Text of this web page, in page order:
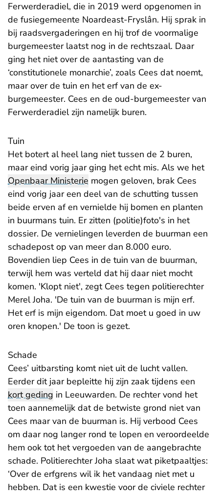
Ferwerderadiel, die in 2019 werd opgenomen in
de fusiegemeente Noardeast-Fryslân. Hij sprak in
bij raadsvergaderingen en hij trof de voormalige
burgemeester laatst nog in de rechtszaal. Daar
ging het niet over de aantasting van de
‘constitutionele monarchie’, zoals Cees dat noemt,
maar over de tuin en het erf van de ex-
burgemeester. Cees en de oud-burgemeester van
Ferwerderadiel zijn namelijk buren.
Tuin
Het botert al heel lang niet tussen de 2 buren,
maar eind vorig jaar ging het echt mis. Als we het
Openbaar Ministerie mogen geloven, brak Cees
eind vorig jaar een deel van de schutting tussen
beide erven af en vernielde hij bomen en planten
in buurmans tuin. Er zitten (politie)foto's in het
dossier. De vernielingen leverden de buurman een
schadepost op van meer dan 8.000 euro.
Bovendien liep Cees in de tuin van de buurman,
terwijl hem was verteld dat hij daar niet mocht
komen. 'Klopt niet', zegt Cees tegen politierechter
Merel Joha. 'De tuin van de buurman is mijn erf.
Het erf is mijn eigendom. Dat moet u goed in uw
oren knopen.' De toon is gezet.
Schade
Cees’ uitbarsting komt niet uit de lucht vallen.
Eerder dit jaar bepleitte hij zijn zaak tijdens een
kort geding in Leeuwarden. De rechter vond het
toen aannemelijk dat de betwiste grond niet van
Cees maar van de buurman is. Hij verbood Cees
om daar nog langer rond te lopen en veroordeelde
hem ook tot het vergoeden van de aangebrachte
schade. Politierechter Joha slaat wat piketpaaltjes:
‘Over de erfgrens wil ik het vandaag niet met u
hebben. Dat is een kwestie voor de civiele rechter